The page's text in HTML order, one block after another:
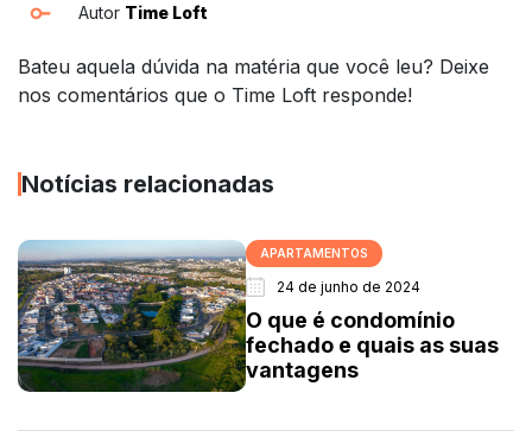
Autor Time Loft
Bateu aquela dúvida na matéria que você leu? Deixe
nos comentários que o Time Loft responde!
Notícias relacionadas
APARTAMENTOS
24 de junho de 2024
O que é condomínio
fechado e quais as suas
vantagens